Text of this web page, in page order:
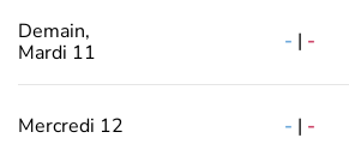
Demain,
Mardi 11
- | -
Mercredi 12 - | -